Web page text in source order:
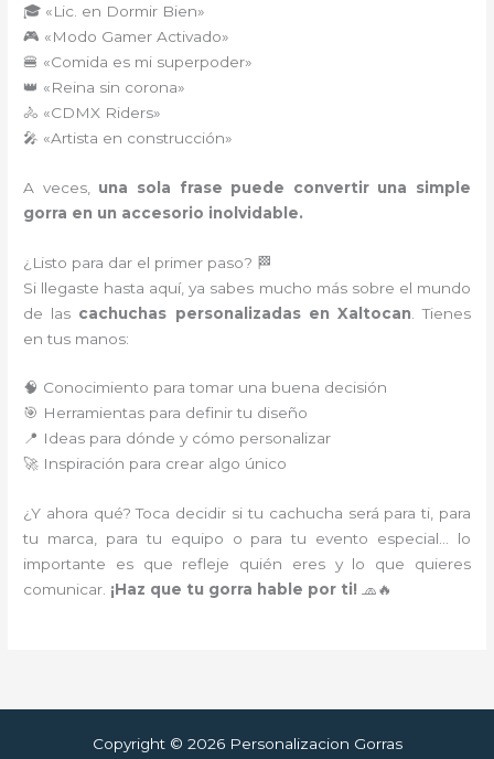
🎓 «Lic. en Dormir Bien»
🎮 «Modo Gamer Activado»
🍔 «Comida es mi superpoder»
👑 «Reina sin corona»
🚴 «CDMX Riders»
🎤 «Artista en construcción»
A veces, una sola frase puede convertir una simple
gorra en un accesorio inolvidable.
¿Listo para dar el primer paso? 🏁
Si llegaste hasta aquí, ya sabes mucho más sobre el mundo
de las cachuchas personalizadas en Xaltocan . Tienes
en tus manos:
🧠 Conocimiento para tomar una buena decisión
🎯 Herramientas para definir tu diseño
📍 Ideas para dónde y cómo personalizar
🚀 Inspiración para crear algo único
¿Y ahora qué? Toca decidir si tu cachucha será para ti, para
tu marca, para tu equipo o para tu evento especial… lo
importante es que refleje quién eres y lo que quieres
comunicar. ¡Haz que tu gorra hable por ti! 🧢🔥
Copyright © 2026 Personalizacion Gorras